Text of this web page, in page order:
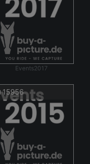
Events2017
15956